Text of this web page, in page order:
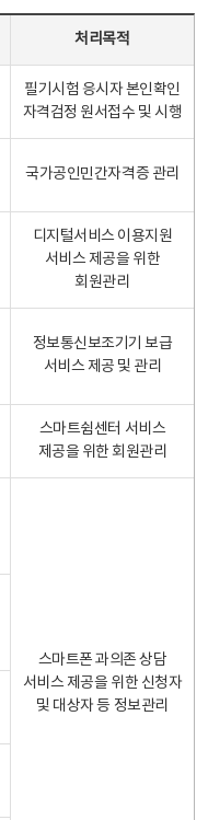
처리목적
필기시험 응시자 본인확인
자격검정 원서접수 및 시행
국가공인민간자격증 관리
디지털서비스 이용지원
서비스 제공을 위한
회원관리
정보통신보조기기 보급
서비스 제공 및 관리
스마트쉼센터 서비스
제공을 위한 회원관리
스마트폰 과의존 상담
서비스 제공을 위한 신청자
및 대상자 등 정보관리